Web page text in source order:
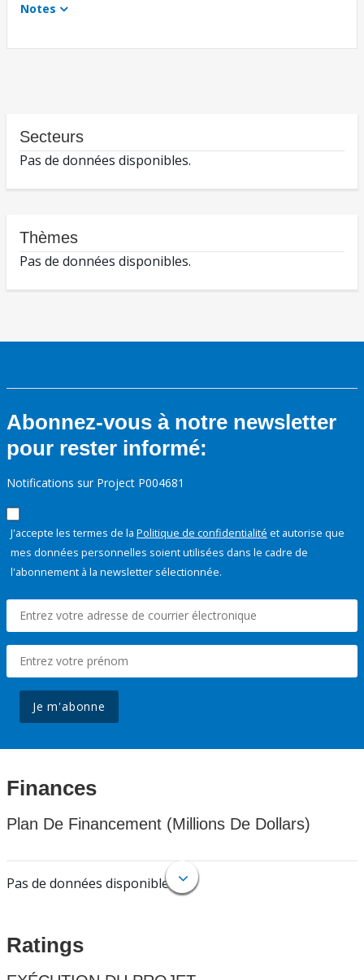
Notes
Secteurs
Pas de données disponibles.
Thèmes
Pas de données disponibles.
Abonnez-vous à notre newsletter
pour rester informé:
Notifications sur Project P004681
J'accepte les termes de la Politique de confidentialité et autorise que
mes données personnelles soient utilisées dans le cadre de
l'abonnement à la newsletter sélectionnée.
Je m'abonne
Finances
Plan De Financement (Millions De Dollars)
Pas de données disponibles.
Ratings